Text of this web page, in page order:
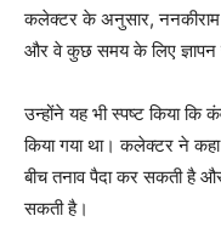
कलेक्टर के अनुसार, ननकीराम
और वे कुछ समय के लिए ज्ञापन
उन्होंने यह भी स्पष्ट किया कि
किया गया था। कलेक्टर ने
बीच तनाव पैदा कर सकती है
सकती है।